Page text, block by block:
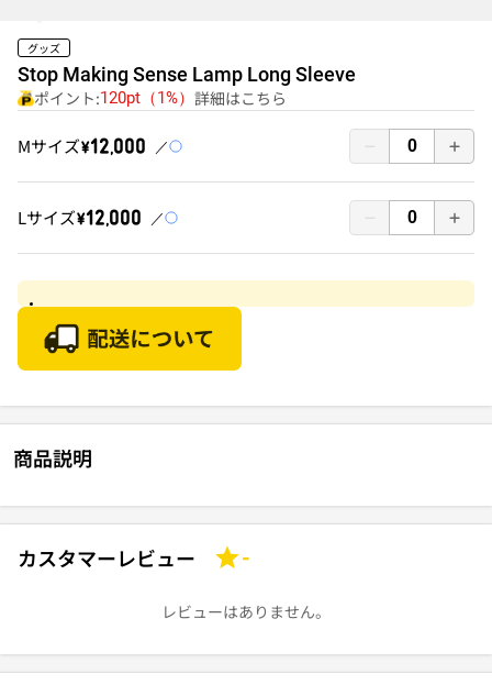
グッズ
Stop Making Sense Lamp Long Sleeve
ポイント:120pt（1%） 詳細はこちら
Mサイズ￥12,000
Lサイズ￥12,000
商品説明
カスタマーレビュー -
レビューはありません。